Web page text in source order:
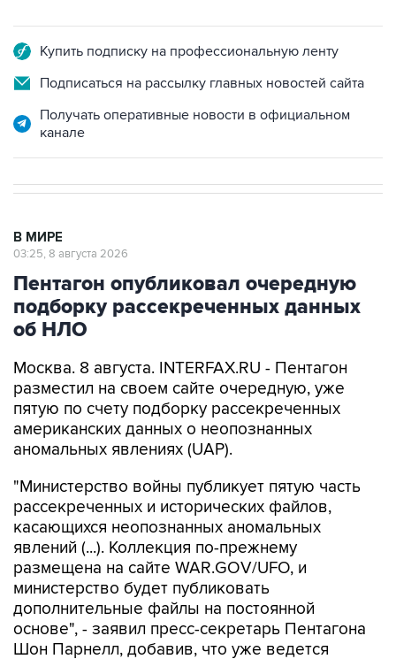
Подписаться на рассылку главных новостей сайта
Получать оперативные новости в официальном
Пентагон опубликовал очередную
подборку рассекреченных данных
об НЛО
Москва. 8 августа. INTERFAX.RU - Пентагон
пятую по счету подборку рассекреченных
американских данных о неопознанных
аномальных явлениях (UAP).
"Министерство войны публикует пятую часть
касающихся неопознанных аномальных
явлений (...). Коллекция по-прежнему
размещена на сайте WAR.GOV/UFO, и
министерство будет публиковать
дополнительные файлы на постоянной
основе", - заявил пресс-секретарь Пентагона
Шон Парнелл, добавив, что уже ведется
работа над следующей подборкой.